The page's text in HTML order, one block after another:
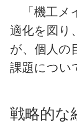
「機工メ
適化を図り
が、個人の
課題につい
戦略的な